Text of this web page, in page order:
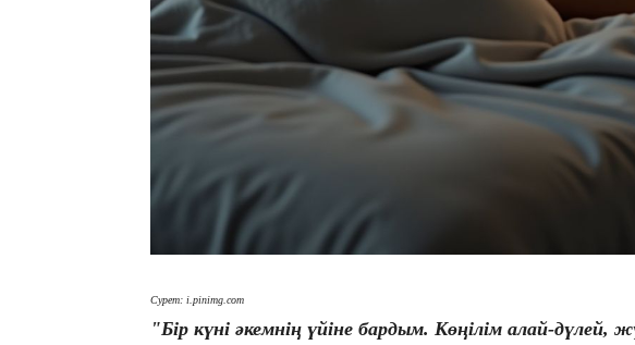
Сурет: i.pinimg.com
"Бір күні әкемнің үйіне бардым. Көңілім алай-дүлей,